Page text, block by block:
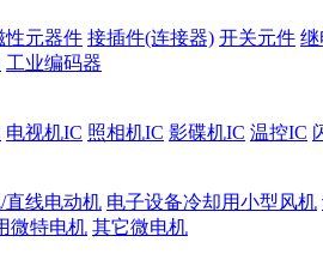
性元器件 接插件(连接器) 开关元件 继
工业编码器
电视机IC 照相机IC 影碟机IC 温控IC
直线电动机 电子设备冷却用小型风机
微特电机 其它微电机